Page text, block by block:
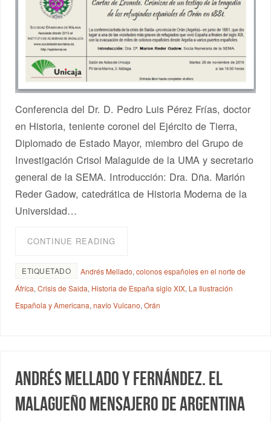
Conferencia del Dr. D. Pedro Luis Pérez Frías, doctor
en Historia, teniente coronel del Ejército de Tierra,
Diplomado de Estado Mayor, miembro del Grupo de
Investigación Crisol Malaguide de la UMA y secretario
general de la SEMA. Introducción: Dra. Dña. Marión
Reder Gadow, catedrática de Historia Moderna de la
Universidad…
CONTINUE READING
ETIQUETADO Andrés Mellado,colonos españoles en el norte de
Áfríca,Crisis de Saida, Historia de España siglo XIX, La Ilustración
Española y Americana,navío Vulcano,Orán
Andrés Mellado y Fernández. El
malagueño mensajero de Argentina